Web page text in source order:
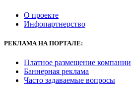
О проекте
Инфопартнерство
РЕКЛАМАНА ПОРТАЛЕ:
Платное размещение компании
Баннерная реклама
Часто задаваемые вопросы